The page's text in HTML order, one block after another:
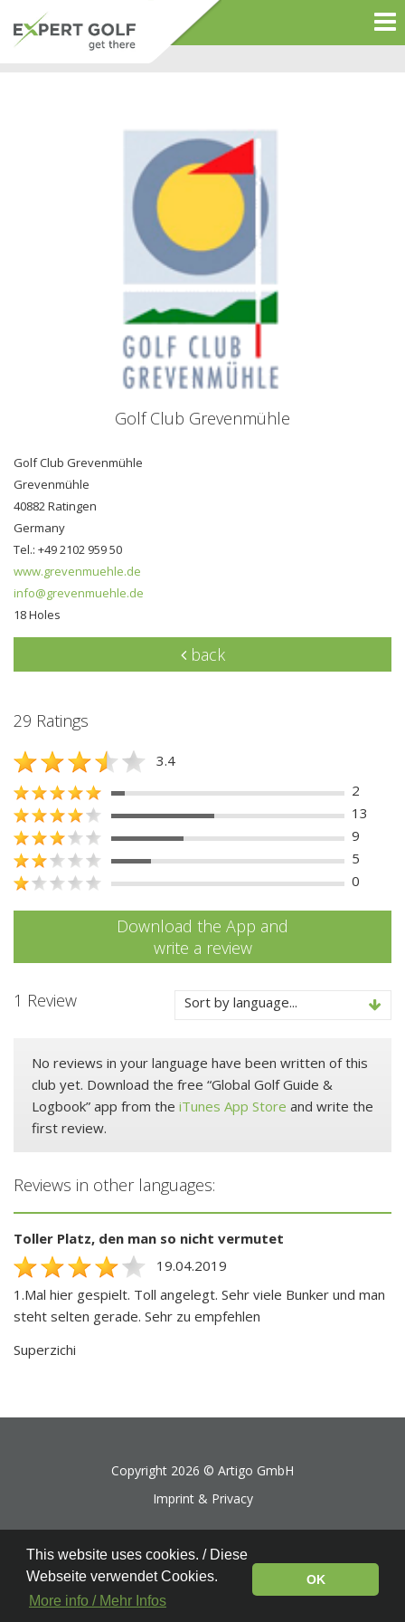
Golf Club Grevenmühle
Golf Club Grevenmühle
Grevenmühle
40882 Ratingen
Germany
Tel.: +49 2102 959 50
www.grevenmuehle.de
info@grevenmuehle.de
18 Holes
back
29 Ratings
3.4
2
13
9
5
0
Download the App and
write a review
1 Review Sort by language...
No reviews in your language have been written of this
club yet. Download the free “Global Golf Guide &
Logbook” app from the iTunes App Store and write the
first review.
Reviews in other languages:
Toller Platz, den man so nicht vermutet
19.04.2019
1.Mal hier gespielt. Toll angelegt. Sehr viele Bunker und man
steht selten gerade. Sehr zu empfehlen
Superzichi
Copyright 2026 © Artigo GmbH
Imprint & Privacy
This website uses cookies. / Diese
Webseite verwendet Cookies.
More info / Mehr Infos
OK